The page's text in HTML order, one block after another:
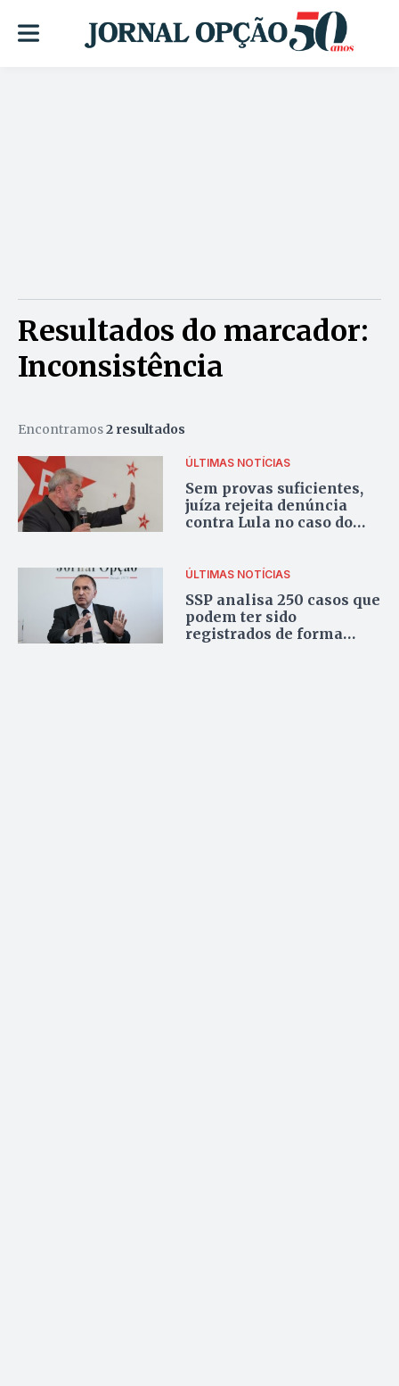
Resultados do marcador:
Inconsistência
Encontramos2 resultados
ÚLTIMAS NOTÍCIAS
Sem provas suficientes,
juíza rejeita denúncia
contra Lula no caso do
ÚLTIMAS NOTÍCIAS
SSP analisa 250 casos que
podem ter sido
registrados de forma